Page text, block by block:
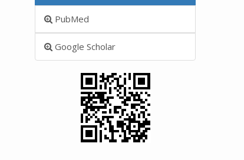
PubMed
Google Scholar